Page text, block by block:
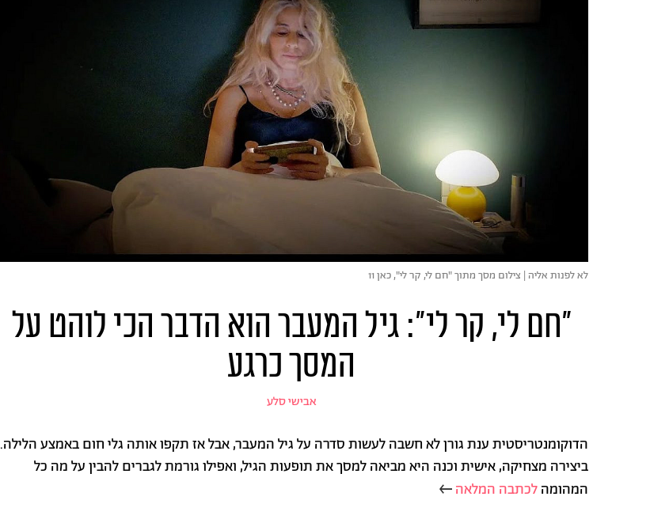
לא לפנות אליה | צילום מסך מתוך "חם לי, קר לי", כאן 11
"חם לי, קר לי": גיל המעבר הוא הדבר הכי לוהט על
המסך כרגע
אבישי סלע
הדוקומנטריסטית ענת גורן לא חשבה לעשות סדרה על גיל המעבר, אבל אז תקפו אותה גלי חום באמצע הלילה.
ביצירה מצחיקה, אישית וכנה היא מביאה למסך את תופעות הגיל, ואפילו גורמת לגברים להבין על מה כל
המהומהלכתבה המלאה